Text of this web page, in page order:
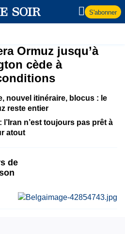
S'abonner
Ormuz jusqu’à
cède à
nouvel itinéraire, blocus : le
reste entier
l’Iran n’est toujours pas prêt à
atout
de